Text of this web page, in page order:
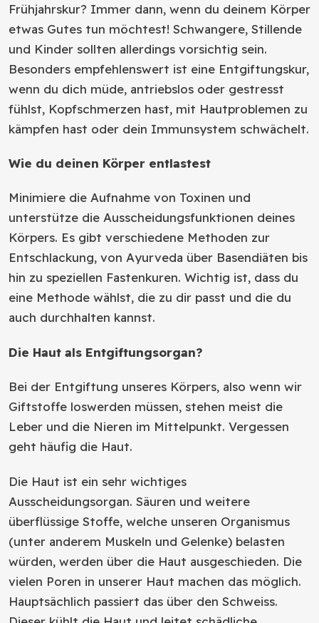
Frühjahrskur? Immer dann, wenn du deinem Körper
etwas Gutes tun möchtest! Schwangere, Stillende
und Kinder sollten allerdings vorsichtig sein.
Besonders empfehlenswert ist eine Entgiftungskur,
wenn du dich müde, antriebslos oder gestresst
fühlst, Kopfschmerzen hast, mit Hautproblemen zu
kämpfen hast oder dein Immunsystem schwächelt.
Wie du deinen Körper entlastest
Minimiere die Aufnahme von Toxinen und
unterstütze die Ausscheidungsfunktionen deines
Körpers. Es gibt verschiedene Methoden zur
Entschlackung, von Ayurveda über Basendiäten bis
hin zu speziellen Fastenkuren. Wichtig ist, dass du
eine Methode wählst, die zu dir passt und die du
auch durchhalten kannst.
Die Haut als Entgiftungsorgan?
Bei der Entgiftung unseres Körpers, also wenn wir
Giftstoffe loswerden müssen, stehen meist die
Leber und die Nieren im Mittelpunkt. Vergessen
geht häufig die Haut.
Die Haut ist ein sehr wichtiges
Ausscheidungsorgan. Säuren und weitere
überflüssige Stoffe, welche unseren Organismus
(unter anderem Muskeln und Gelenke) belasten
würden, werden über die Haut ausgeschieden. Die
vielen Poren in unserer Haut machen das möglich.
Hauptsächlich passiert das über den Schweiss.